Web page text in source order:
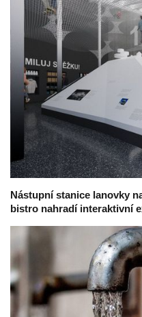
Nástupní stanice lanovky
bistro nahradí interaktivní